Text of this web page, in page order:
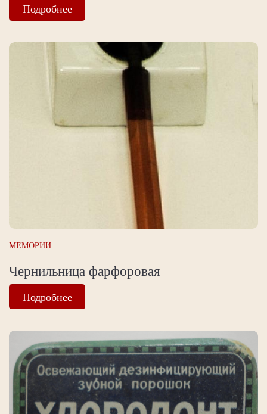
Подробнее
МЕМОРИИ
Чернильница фарфоровая
Подробнее